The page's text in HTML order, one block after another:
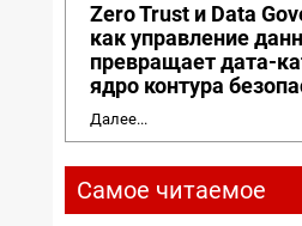
Zero Trust и Data
как управление
превращает дата-
ядро контура
Далее...
Самое читаемое